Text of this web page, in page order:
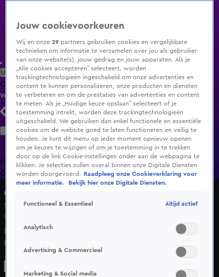
Uitzending Gemist Populaire programma's Zenders Genres
ClipsFilmsRadioSmart TV inlogShop
Volg KIJK
Zoeken
HomeUitzending Gemist Programma's De Bondgenoten
OranjezomerLivestreamsShop
Overtreders
Seizoen Overtreders, aflevering 32
8 juli 2025, 18:57
Een stomdronken man reist zonder vervoersbewijs in de
Rotterdamse tram. Scooterrijders in Amsterdam zijn
hardleers en er staat een verlaten voertuig in Leiden.
Jouw cookievoorkeuren
Wij en onze29 partners gebruiken cookies en vergelijkbare
technieken om informatie te verzamelen over jou als gebruiker
van onze website(s), jouw gedrag en jouw apparaten. Als je
„Alle cookies accepteren” selecteert, worden
trackingtechnologieën ingeschakeld om onze advertenties en
content te kunnen personaliseren, onze producten en diensten
te verbeteren en om de prestaties van advertenties en content
te meten. Als je „Huidige keuze opslaan” selecteert of je
toestemming intrekt, worden deze trackingtechnologieën
uitgeschakeld. We gebruiken dan enkel functionele en essentiële
cookies om de website goed te laten functioneren en veilig te
houden. Je kunt dit menu op ieder moment opnieuw openen
om je keuzes te wijzigen of om je toestemming in te trekken
door op de link Cookie-instellingen onder aan de webpagina te
klikken. Je selecties zullen overal binnen onze Digitale Diensten
worden doorgevoerd.
Raadpleeg onze Cookieverklaring voor
meer informatie.
Bekijk hier onze Digitale Diensten.
Functioneel & Essentieel Altijd actief
Analytisch
Advertising & Commercieel
Marketing & Social media